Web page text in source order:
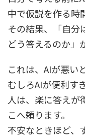
中で仮説を作る時
その結果、「自分
どう答えるのか」
これは、AIが悪い
むしろAIが便利す
人は、楽に答えが
こへ頼ります。
不安なときほど、